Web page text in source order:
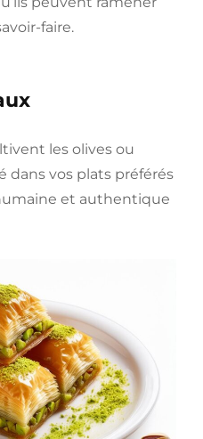
faire.
les olives ou
dans vos plats préférés
et authentique